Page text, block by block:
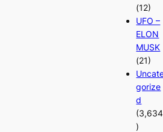
(12)
UFO –
ELON
MUSK
(21)
gorize
d
(3,634
)